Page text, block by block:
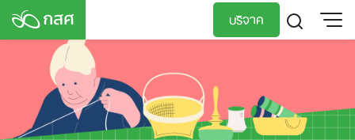
Skip
บริจาค